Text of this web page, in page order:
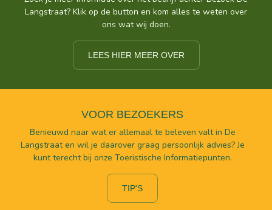
Langstraat? Klik op de button en kom alles te weten over
ons wat wij doen.
LEES HIER MEER OVER
VOOR BEZOEKERS
Benieuwd naar wat er allemaal te beleven valt in De
Langstraat en wil je daarover graag persoonlijk advies? Je
kunt terecht bij onze Toeristische Informatiepunten.
TIP'S